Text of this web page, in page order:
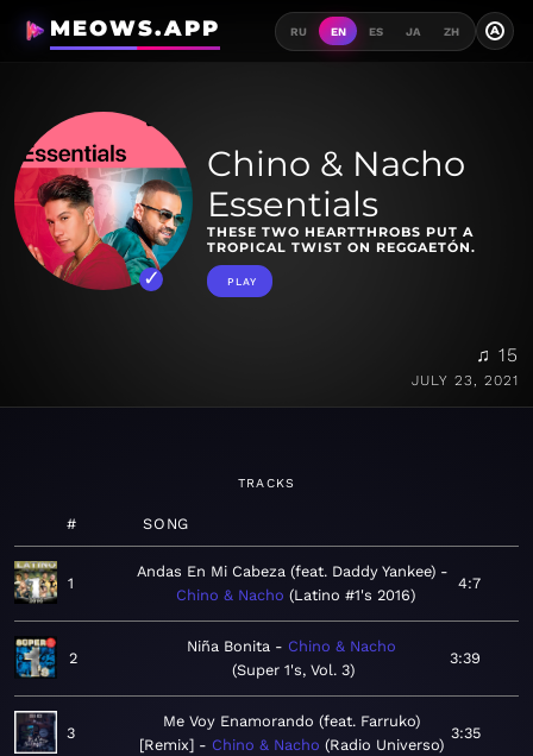
MEOWS.APP RU EN ES JA ZH A
Chino & Nacho
Essentials
THESE TWO HEARTTHROBS PUT A
TROPICAL TWIST ON REGGAETÓN.
PLAY
♫ 15
JULY 23, 2021
TRACKS
# SONG
1
Andas En Mi Cabeza (feat. Daddy Yankee)
Chino & Nacho Latino #1's 2016
4:7
2
Niña Bonita
Chino & Nacho
Super 1's, Vol. 3
3:39
3
Me Voy Enamorando (feat. Farruko)
[Remix]
Chino & Nacho Radio Universo
3:35